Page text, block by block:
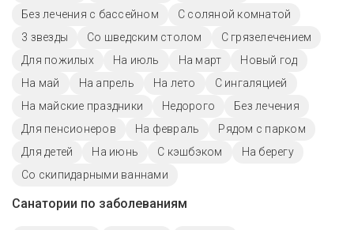
Без лечения с бассейном
С соляной комнатой
3 звезды
Со шведским столом
С грязелечением
Для пожилых
На июль На март
Новый год
На май
На апрель На лето
С ингаляцией
На майские праздники
Недорого
Без лечения
Для пенсионеров
На февраль
Рядом с парком
Для детей
На июнь С кэшбэком
На берегу
Со скипидарными ваннами
Санатории по заболеваниям